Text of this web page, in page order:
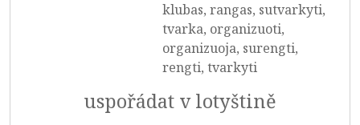
klubas, rangas, sutvarkyti,
tvarka, organizuoti,
organizuoja, surengti,
rengti, tvarkyti
uspořádat v lotyštině